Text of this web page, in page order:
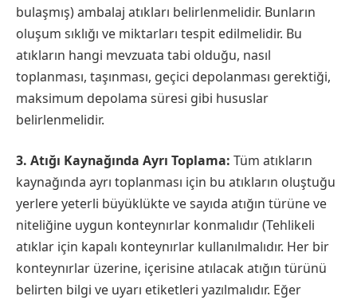
bulaşmış) ambalaj atıkları belirlenmelidir. Bunların
oluşum sıklığı ve miktarları tespit edilmelidir. Bu
atıkların hangi mevzuata tabi olduğu, nasıl
toplanması, taşınması, geçici depolanması gerektiği,
maksimum depolama süresi gibi hususlar
belirlenmelidir.
3. Atığı Kaynağında Ayrı Toplama: Tüm atıkların
kaynağında ayrı toplanması için bu atıkların oluştuğu
yerlere yeterli büyüklükte ve sayıda atığın türüne ve
niteliğine uygun konteynırlar konmalıdır (Tehlikeli
atıklar için kapalı konteynırlar kullanılmalıdır. Her bir
konteynırlar üzerine, içerisine atılacak atığın türünü
belirten bilgi ve uyarı etiketleri yazılmalıdır. Eğer